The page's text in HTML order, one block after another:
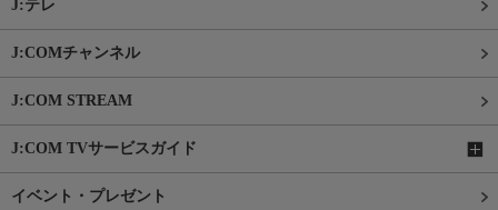
J:テレ
J:COMチャンネル
J:COM STREAM
J:COM TVサービスガイド
イベント・プレゼント